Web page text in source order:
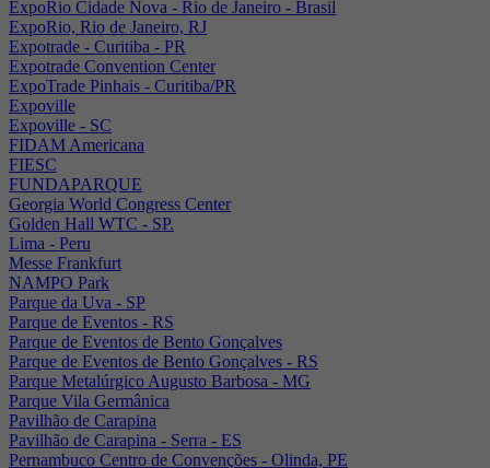
ExpoRio Cidade Nova - Rio de Janeiro - Brasil
ExpoRio, Rio de Janeiro, RJ
Expotrade - Curitiba - PR
Expotrade Convention Center
ExpoTrade Pinhais - Curitiba/PR
Expoville
Expoville - SC
FIDAM Americana
FIESC
FUNDAPARQUE
Georgia World Congress Center
Golden Hall WTC - SP.
Lima - Peru
Messe Frankfurt
NAMPO Park
Parque da Uva - SP
Parque de Eventos - RS
Parque de Eventos de Bento Gonçalves
Parque de Eventos de Bento Gonçalves - RS
Parque Metalúrgico Augusto Barbosa - MG
Parque Vila Germânica
Pavilhão de Carapina
Pavilhão de Carapina - Serra - ES
Pernambuco Centro de Convenções - Olinda, PE